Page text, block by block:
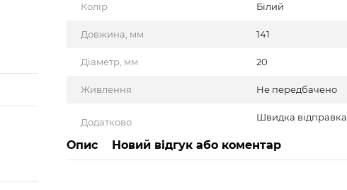
Колір Білий
Довжина, мм 141
Діаметр, мм 20
Живлення Не передбачено
Додатково Швидка відправка
Опис Новий відгук або коментар